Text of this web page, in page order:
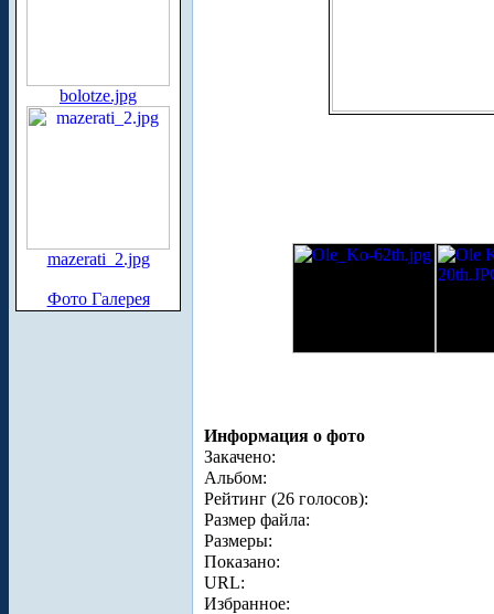
bolotze.jpg
mazerati_2.jpg
Фото Галерея
Информация о фото
Закачено:
Альбом:
Рейтинг (26 голосов):
Размер файла:
Размеры:
Показано:
URL:
Избранное: